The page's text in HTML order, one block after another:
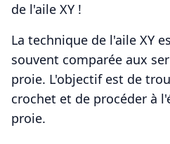
de l'aile XY !
La technique de l'aile XY
souvent comparée aux
proie. L'objectif est de
crochet et de procéder à
proie.